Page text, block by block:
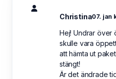
Christina07. jan
Hej! Undrar över
skulle vara
att hämta ut
stängt!
Är det ändrade